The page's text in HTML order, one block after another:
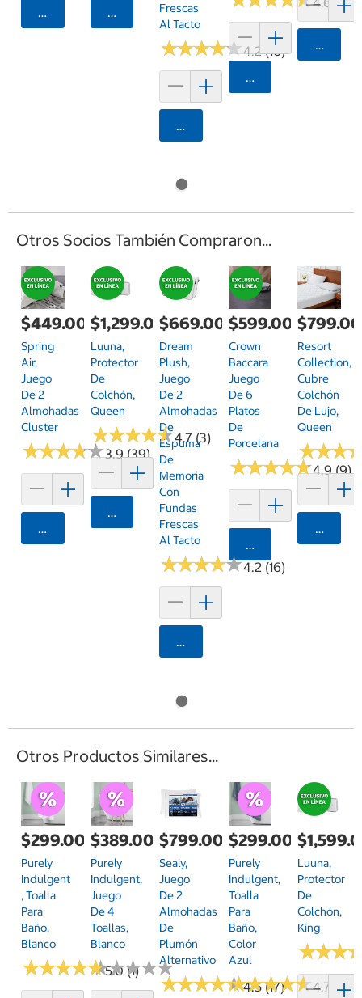
Agregar Agregar
Frescas
Al Tacto
★★★★★
★★★★★4.2 (16)
Agregar
Agregar
Otros Socios También Compraron...
$449.00
Spring
Air,
Juego
De 2
Almohadas
Cluster
★★★★★
★★★★★3.9 (39)
Agregar
$1,299.00
Luuna,
Protector
De
Colchón,
Queen
★★★★★
★★★★★4.7 (3)
Agregar
$669.00
Dream
Plush,
Juego
De 2
Almohadas
De
Espuma
De
Memoria
Con
Fundas
Frescas
Al Tacto
★★★★★
★★★★★4.2 (16)
Agregar
$599.00
Crown
Baccara
Juego
De 6
Platos
De
Porcelana
★★★★★
★★★★★4.9 (9)
Agregar
$799.00
Resort
Collection,
Cubre
Colchón
De Lujo,
Queen
★★★
★★★
Otros Productos Similares...
$299.00
Purely
Indulgent
, Toalla
Para
Baño,
Blanco
★★★★★
★★★★★5.0 (1)
$389.00
Purely
Indulgent,
Juego
De 4
Toallas,
Blanco
★★★★★
★★★★★
$799.00
Sealy,
Juego
De 2
Almohadas
De
Plumón
Alternativo
★★★★★
★★★★★4.5 (17)
$299.00
Purely
Indulgent,
Toalla
Para
Baño,
Color
Azul
★★★★★
★★★★★4.7 (6)
Luuna,
Protector
De
Colchón,
King
★★★
★★★